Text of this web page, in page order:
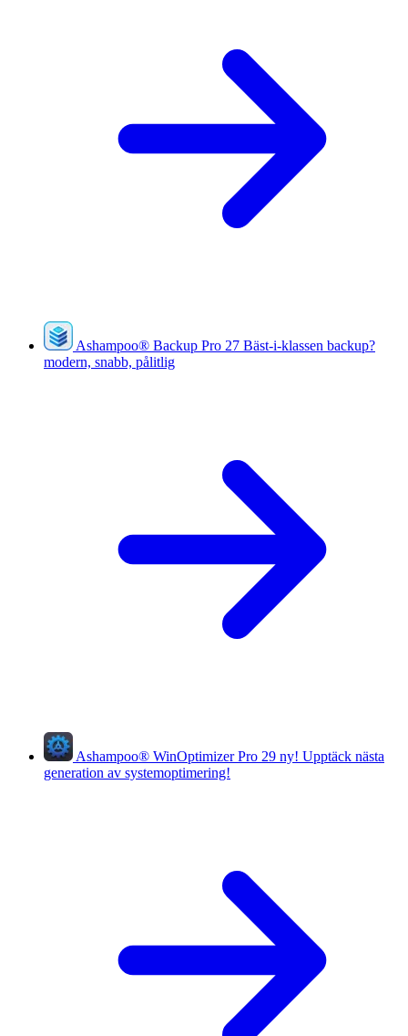
Ashampoo® Backup Pro 27 Bäst-i-klassen backup?
modern, snabb, pålitlig
Ashampoo® WinOptimizer Pro 29 ny! Upptäck nästa
generation av systemoptimering!